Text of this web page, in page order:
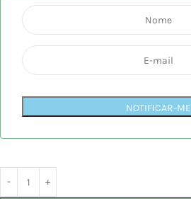
NOTIFICAR-ME